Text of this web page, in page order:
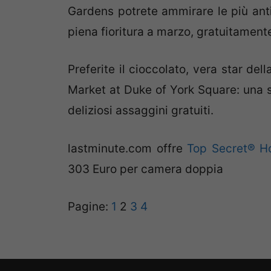
Gardens potrete ammirare le più
piena fioritura a marzo,
Preferite il cioccolato, vera star
Market at Duke of York Square: una
deliziosi assaggini gratuiti.
lastminute.com offre Top Secret®
303 Euro per camera doppia
Pagine: 1 2 3 4